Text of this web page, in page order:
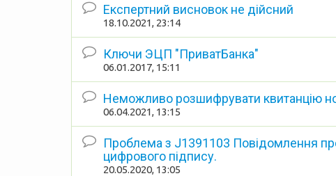
Експертний висновок не дійсний
18.10.2021, 23:14
Ключи ЭЦП "ПриватБанка"
06.01.2017, 15:11
Неможливо розшифрувати квитанцію
06.04.2021, 13:15
Проблема з J1391103 Повідомлення
цифрового підпису.
20.05.2020, 13:05